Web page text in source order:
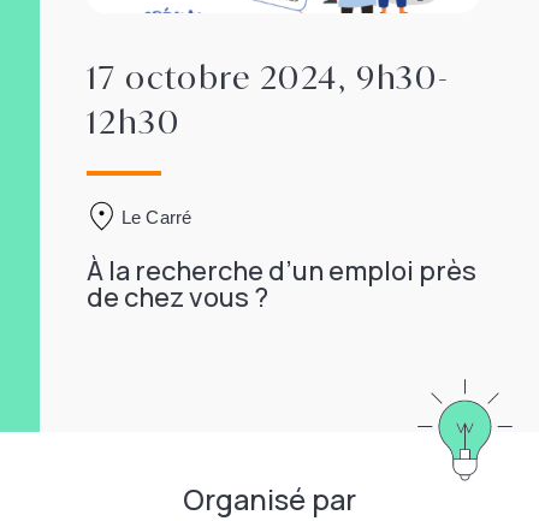
17 octobre 2024, 9h30-
12h30
Le Carré
À la recherche d’un emploi près
de chez vous ?
Organisé par